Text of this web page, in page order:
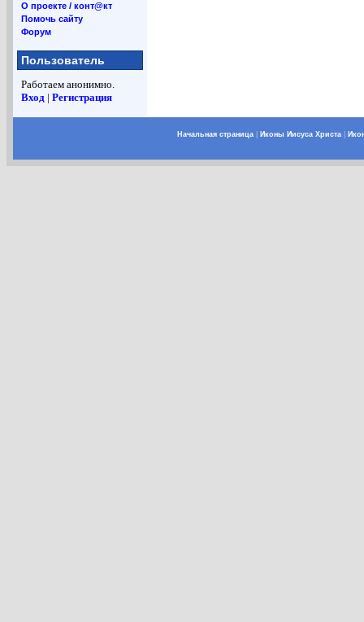
О проекте / конт@кт
Помочь сайту
Форум
Пользователь
Работаем анонимно.
Вход | Регистрация
Начальная страница| Иконы Иисуса Христа|